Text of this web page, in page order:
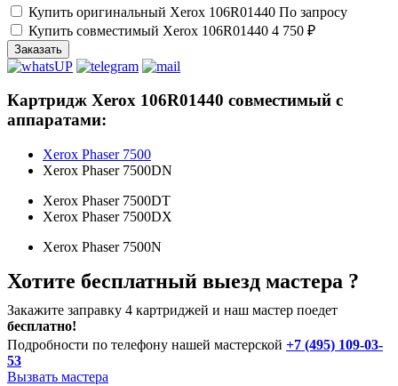
Купить оригинальный Xerox 106R01440 По запросу
Купить совместимый Xerox 106R01440 4 750 ₽
Заказать
Картридж Xerox 106R01440 совместимый с
аппаратами:
Xerox Phaser 7500
Xerox Phaser 7500DN
Xerox Phaser 7500DT
Xerox Phaser 7500DX
Xerox Phaser 7500N
Хотите бесплатный выезд мастера ?
Закажите заправку 4 картриджей и наш мастер поедет
бесплатно!
Подробности по телефону нашей мастерской +7 (495) 109-03-
53
Вызвать мастера